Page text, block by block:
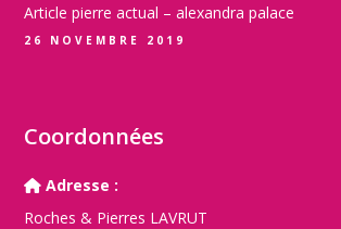
Article pierre actual – alexandra palace
26 NOVEMBRE 2019
Coordonnées
Adresse :
Roches & Pierres LAVRUT